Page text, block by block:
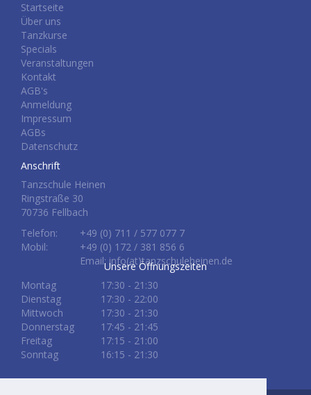
Startseite
Über uns
Tanzkurse
Specials
Veranstaltungen
Kontakt
AGB's
Anmeldung
Impressum
AGBs
Datenschutz
Anschrift
Tanzschule Heinen
Ringstraße 30
70736 Fellbach
Telefon:
+49 (0) 711 / 577 077 7
Mobil:
+49 (0) 172 / 381 856 6
Email: info(at)tanzschuleheinen.de
Unsere Öffnungszeiten
Montag
17:30 - 21:30
Dienstag
17:30 - 22:00
Mittwoch
17:30 - 21:30
Donnerstag
17:45 - 21:45
Freitag
17:15 - 21:00
Sonntag
16:15 - 21:30